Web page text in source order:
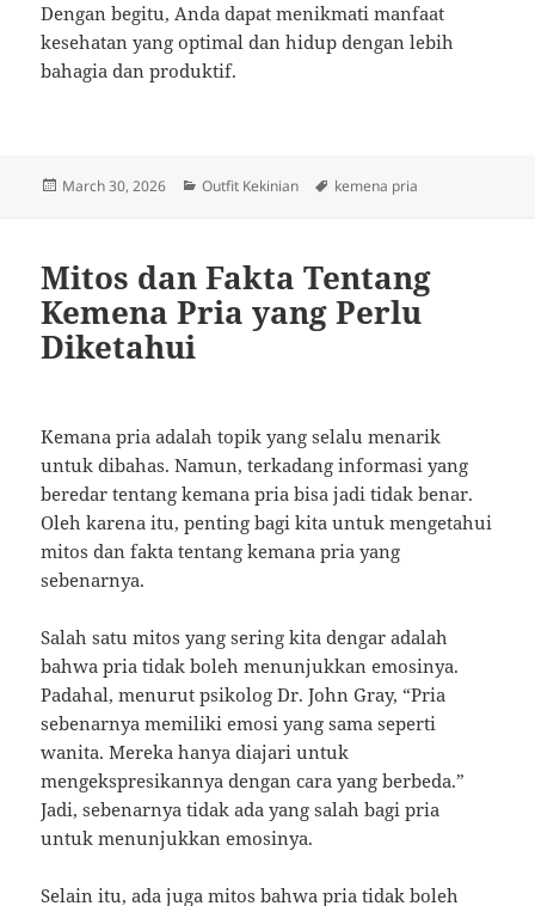
Dengan begitu, Anda dapat menikmati manfaat
kesehatan yang optimal dan hidup dengan lebih
bahagia dan produktif.
Posted
March 30, 2026 Categories
Outfit Kekinian Tags
kemena pria
Mitos dan Fakta Tentang
Kemena Pria yang Perlu
Diketahui
Kemana pria adalah topik yang selalu menarik
untuk dibahas. Namun, terkadang informasi yang
beredar tentang kemana pria bisa jadi tidak benar.
Oleh karena itu, penting bagi kita untuk mengetahui
mitos dan fakta tentang kemana pria yang
sebenarnya.
Salah satu mitos yang sering kita dengar adalah
bahwa pria tidak boleh menunjukkan emosinya.
Padahal, menurut psikolog Dr. John Gray, “Pria
sebenarnya memiliki emosi yang sama seperti
wanita. Mereka hanya diajari untuk
mengekspresikannya dengan cara yang berbeda.”
Jadi, sebenarnya tidak ada yang salah bagi pria
untuk menunjukkan emosinya.
Selain itu, ada juga mitos bahwa pria tidak boleh